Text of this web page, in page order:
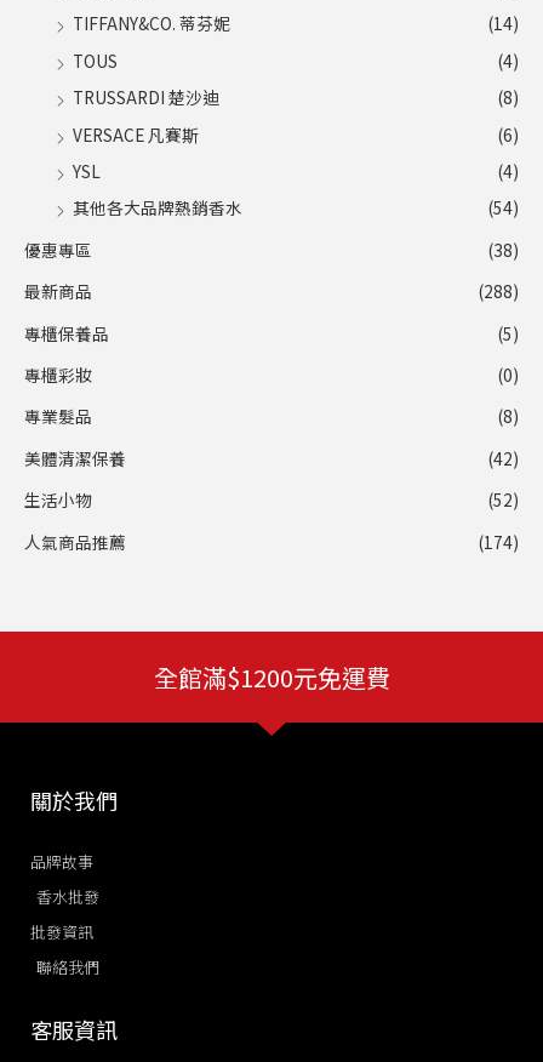
TIFFANY&CO. 蒂芬妮
(14)
TOUS
(4)
TRUSSARDI 楚沙迪
(8)
VERSACE 凡賽斯
(6)
YSL
(4)
其他各大品牌熱銷香水
(54)
優惠專區
(38)
最新商品
(288)
專櫃保養品
(5)
專櫃彩妝
(0)
專業髮品
(8)
美體清潔保養
(42)
生活小物
(52)
人氣商品推薦
(174)
全館滿$1200元免運費
關於我們
品牌故事
香水批發
批發資訊
聯絡我們
客服資訊